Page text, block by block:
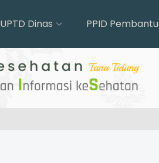
UPTD Dinas PPID Pembantu